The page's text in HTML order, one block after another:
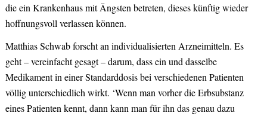
die ein Krankenhaus mit Ängsten betreten, dieses künftig wieder
hoffnungsvoll verlassen können.
Matthias Schwab forscht an individualisierten Arzneimitteln. Es
geht – vereinfacht gesagt – darum, dass ein und dasselbe
Medikament in einer Standarddosis bei verschiedenen Patienten
völlig unterschiedlich wirkt. ‘Wenn man vorher die Erbsubstanz
eines Patienten kennt, dann kann man für ihn das genau dazu